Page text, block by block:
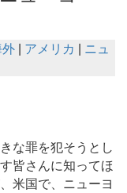
外 アメリカ
ニュ
な罪を犯そうとし
皆さんに知ってほ
米国で、ニューヨ